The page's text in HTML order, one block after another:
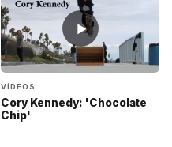
▶
VÍDEOS
Cory Kennedy: 'Chocolate
Chip'